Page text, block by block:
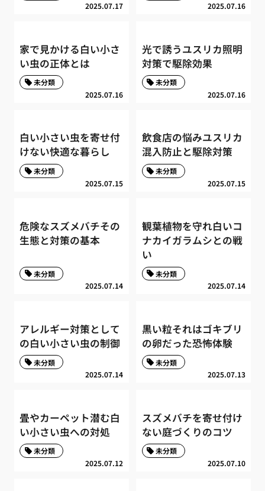
2025.07.17 2025.07.16
家で見かける白い小さ
い虫の正体とは
2025.07.16
未分類
光で誘うユスリカ照明
対策で駆除効果
2025.07.16
未分類
白い小さい虫を寄せ付
けない快適な暮らし
2025.07.15
未分類
飲食店の悩みユスリカ
混入防止と駆除対策
2025.07.15
未分類
危険なスズメバチその
生態と対策の基本
2025.07.14
未分類
観葉植物を守れ白いコ
ナカイガラムシとの戦
い
2025.07.14
未分類
アレルギー対策として
の白い小さい虫の制御
2025.07.14
未分類
黒い粒それはゴキブリ
の卵だった恐怖体験
2025.07.13
未分類
畳やカーペット潜む白
い小さい虫への対処
2025.07.12
未分類
スズメバチを寄せ付け
ない庭づくりのコツ
2025.07.10
未分類